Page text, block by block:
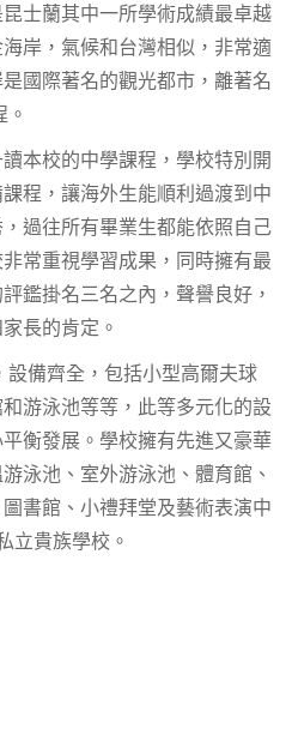
士蘭其中一所學術成績最卓越
岸，氣候和台灣相似，非常適
國際著名的觀光都市，離著名
本校的中學課程，學校特別開
程，讓海外生能順利過渡到中
過往所有畢業生都能依照自己
常重視學習成果，同時擁有最
鑑掛名三名之內，聲譽良好，
長的肯定。
備齊全，包括小型高爾夫球
游泳池等等，此等多元化的設
衡發展。學校擁有先進又豪華
泳池、室外游泳池、體育館、
書館、小禮拜堂及藝術表演中
立貴族學校。